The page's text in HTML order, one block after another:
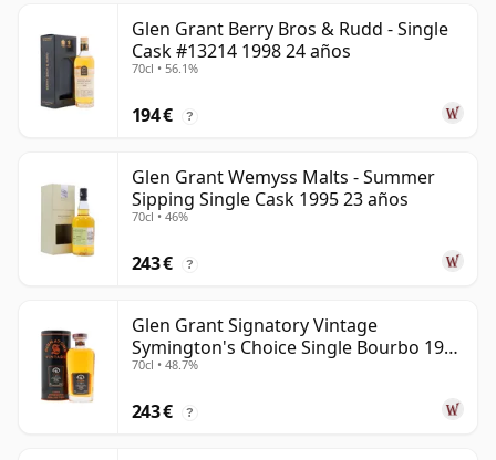
Glen Grant Berry Bros & Rudd - Single
Cask #13214 1998 24 años
70cl • 56.1%
194 € ?
Glen Grant Wemyss Malts - Summer
Sipping Single Cask 1995 23 años
70cl • 46%
243 € ?
Glen Grant Signatory Vintage
Symington's Choice Single Bourbo 1995
30 años
70cl • 48.7%
243 € ?